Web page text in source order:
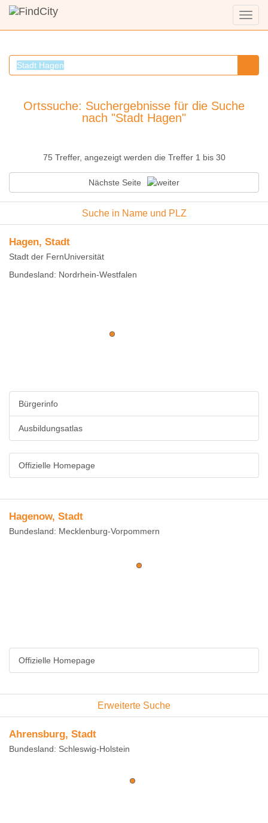
Menü
Ortssuche: Suchergebnisse für die Suche
nach "Stadt Hagen"
75 Treffer, angezeigt werden die Treffer 1 bis 30
Nächste Seite
Suche in Name und PLZ
Hagen, Stadt
Stadt der FernUniversität
Bundesland: Nordrhein-Westfalen
Bürgerinfo
Ausbildungsatlas
Offizielle Homepage
Hagenow, Stadt
Bundesland: Mecklenburg-Vorpommern
Offizielle Homepage
Erweiterte Suche
Ahrensburg, Stadt
Bundesland: Schleswig-Holstein